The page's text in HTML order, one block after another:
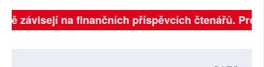
závisejí na finančních příspěvcích čtenářů.